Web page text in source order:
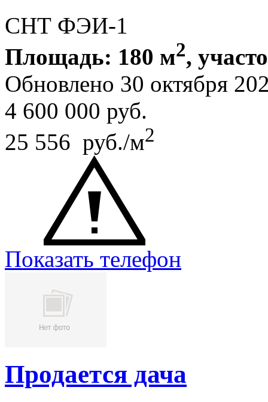
СНТ ФЭИ-1
Площадь: 180 м2,
Обновлено 30 октября
4 600 000 руб.
25 556 руб./м2
Показать телефон
Продается дача